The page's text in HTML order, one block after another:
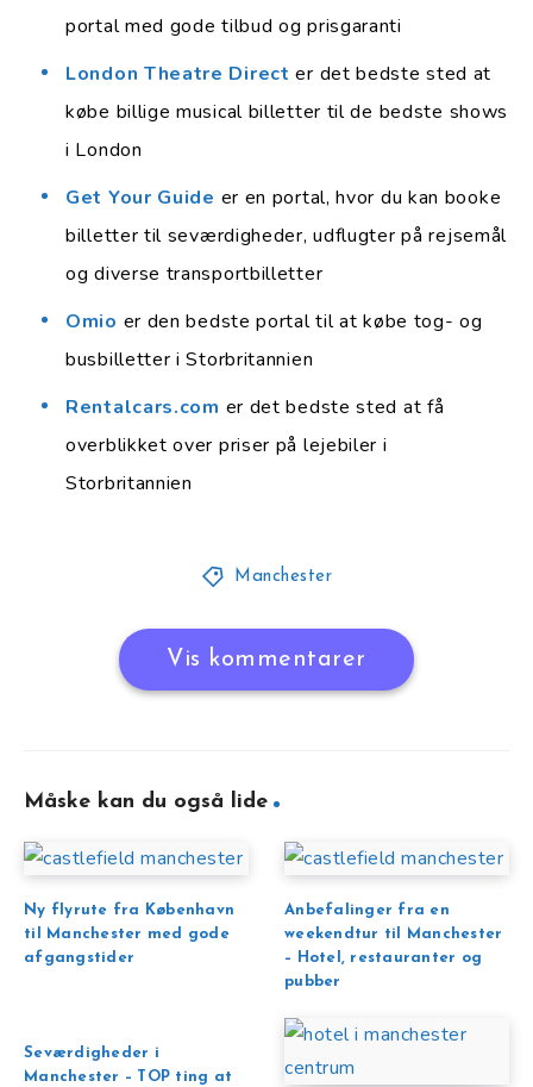
portal med gode tilbud og prisgaranti
London Theatre Direct er det bedste sted at
købe billige musical billetter til de bedste shows
i London
Get Your Guide er en portal, hvor du kan booke
billetter til seværdigheder, udflugter på rejsemål
og diverse transportbilletter
Omio er den bedste portal til at købe tog- og
busbilletter i Storbritannien
Rentalcars.com er det bedste sted at få
overblikket over priser på lejebiler i
Storbritannien
Manchester
Vis kommentarer
Måske kan du også lide
Ny flyrute fra København
til Manchester med gode
afgangstider
Anbefalinger fra en
weekendtur til Manchester
– Hotel, restauranter og
pubber
Seværdigheder i
Manchester – TOP ting at